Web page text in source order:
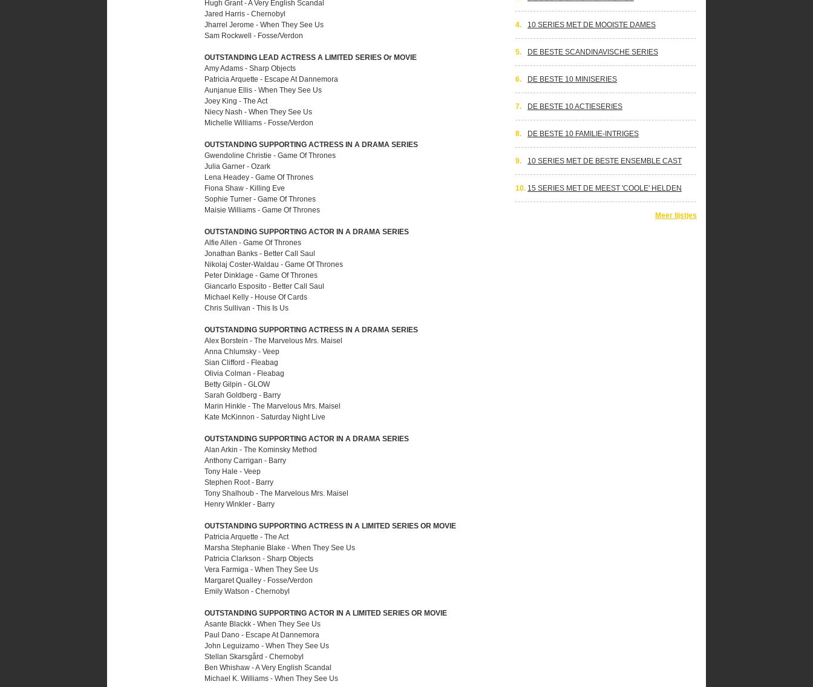
Hugh Grant - A Very English Scandal
Jared Harris - Chernobyl
Jharrel Jerome - When They See Us
Sam Rockwell - Fosse/Verdon
OUTSTANDING LEAD ACTRESS A LIMITED SERIES Or MOVIE
Amy Adams - Sharp Objects
Patricia Arquette - Escape At Dannemora
Aunjanue Ellis - When They See Us
Joey King - The Act
Niecy Nash - When They See Us
Michelle Williams - Fosse/Verdon
OUTSTANDING SUPPORTING ACTRESS IN A DRAMA SERIES
Gwendoline Christie - Game Of Thrones
Julia Garner - Ozark
Lena Headey - Game Of Thrones
Fiona Shaw - Killing Eve
Sophie Turner - Game Of Thrones
Maisie Williams - Game Of Thrones
OUTSTANDING SUPPORTING ACTOR IN A DRAMA SERIES
Alfie Allen - Game Of Thrones
Jonathan Banks - Better Call Saul
Nikolaj Coster-Waldau - Game Of Thrones
Peter Dinklage - Game Of Thrones
Giancarlo Esposito - Better Call Saul
Michael Kelly - House Of Cards
Chris Sullivan - This Is Us
OUTSTANDING SUPPORTING ACTRESS IN A DRAMA SERIES
Alex Borstein - The Marvelous Mrs. Maisel
Anna Chlumsky - Veep
Sian Clifford - Fleabag
Olivia Colman - Fleabag
Betty Gilpin - GLOW
Sarah Goldberg - Barry
Marin Hinkle - The Marvelous Mrs. Maisel
Kate McKinnon - Saturday Night Live
OUTSTANDING SUPPORTING ACTOR IN A DRAMA SERIES
Alan Arkin - The Kominsky Method
Anthony Carrigan - Barry
Tony Hale - Veep
Stephen Root - Barry
Tony Shalhoub - The Marvelous Mrs. Maisel
Henry Winkler - Barry
OUTSTANDING SUPPORTING ACTRESS IN A LIMITED SERIES OR MOVIE
Patricia Arquette - The Act
Marsha Stephanie Blake - When They See Us
Patricia Clarkson - Sharp Objects
Vera Farmiga - When They See Us
Margaret Qualley - Fosse/Verdon
Emily Watson - Chernobyl
OUTSTANDING SUPPORTING ACTOR IN A LIMITED SERIES OR MOVIE
Asante Blackk - When They See Us
Paul Dano - Escape At Dannemora
John Leguizamo - When They See Us
Stellan Skarsgård - Chernobyl
Ben Whishaw - A Very English Scandal
Michael K. Williams - When They See Us
4. 10 SERIES MET DE MOOISTE DAMES
5. DE BESTE SCANDINAVISCHE SERIES
6. DE BESTE 10 MINISERIES
7. DE BESTE 10 ACTIESERIES
8. DE BESTE 10 FAMILIE-INTRIGES
9. 10 SERIES MET DE BESTE ENSEMBLE CAST
10. 15 SERIES MET DE MEEST 'COOLE' HELDEN
Meer lijstjes